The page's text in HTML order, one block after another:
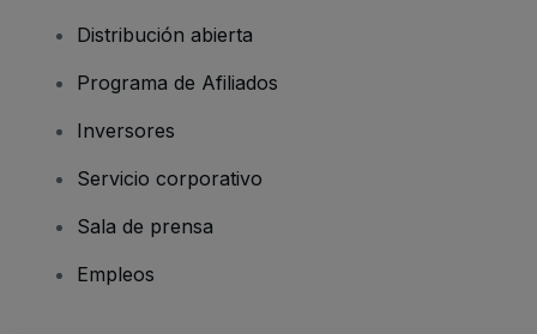
Distribución abierta
Programa de Afiliados
Inversores
Servicio corporativo
Sala de prensa
Empleos